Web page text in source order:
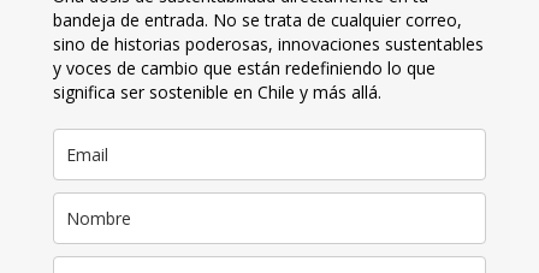
bandeja de entrada. No se trata de cualquier correo,
sino de historias poderosas, innovaciones sustentables
y voces de cambio que están redefiniendo lo que
significa ser sostenible en Chile y más allá.